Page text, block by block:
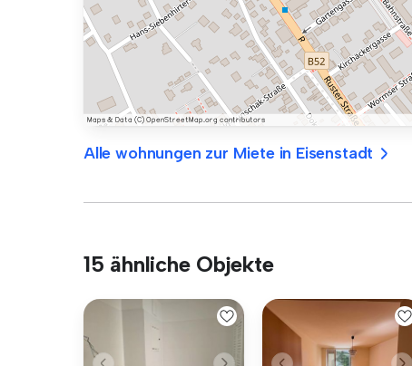
Alle wohnungen zur Miete in Eisenstadt
15 ähnliche Objekte